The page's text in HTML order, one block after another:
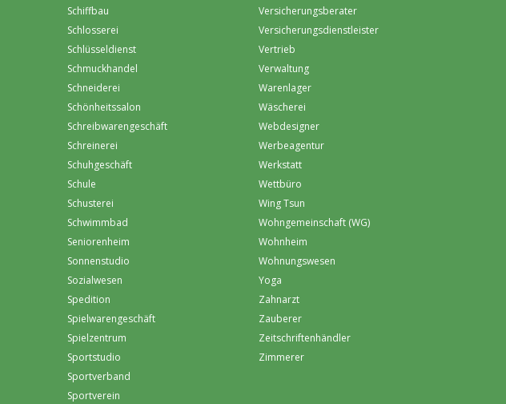
Schiffbau
Schlosserei
Schlüsseldienst
Schmuckhandel
Schneiderei
Schönheitssalon
Schreibwarengeschäft
Schreinerei
Schuhgeschäft
Schule
Schusterei
Schwimmbad
Seniorenheim
Sonnenstudio
Sozialwesen
Spedition
Spielwarengeschäft
Spielzentrum
Sportstudio
Sportverband
Sportverein
Versicherungsberater
Versicherungsdienstleister
Vertrieb
Verwaltung
Warenlager
Wäscherei
Webdesigner
Werbeagentur
Werkstatt
Wettbüro
Wing Tsun
Wohngemeinschaft (WG)
Wohnheim
Wohnungswesen
Yoga
Zahnarzt
Zauberer
Zeitschriftenhändler
Zimmerer